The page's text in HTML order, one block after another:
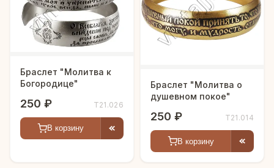
Браслет "Молитва к
Богородице"
250 ₽ Т21.026
В корзину
Браслет "Молитва о
душевном покое"
250 ₽ Т21.014
В корзину